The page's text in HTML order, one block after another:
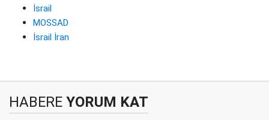
İsrail
MOSSAD
İsrail İran
HABERE YORUM KAT